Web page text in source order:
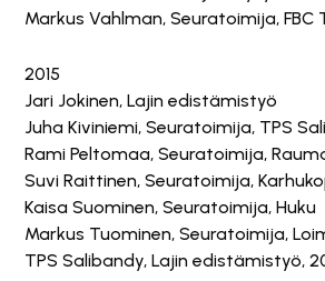
Markus Vahlman, Seuratoimija, FBC
2015
Jari Jokinen, Lajin edistämistyö
Juha Kiviniemi, Seuratoimija, TPS
Rami Peltomaa, Seuratoimija,
Suvi Raittinen, Seuratoimija,
Kaisa Suominen, Seuratoimija, Huku
Markus Tuominen, Seuratoimija,
TPS Salibandy, Lajin edistämistyö,